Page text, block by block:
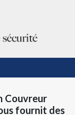
Couvreur
fournit des